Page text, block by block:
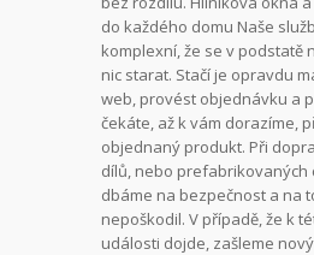
do každého domu Naše
komplexní, že se v podstatě
nic starat. Stačí je opravdu
web, provést objednávku a
čekáte, až k vám dorazíme,
objednaný produkt. Při
dílů, nebo prefabrikovaných
dbáme na bezpečnost a na
nepoškodil. V případě, že k
události dojde, zašleme